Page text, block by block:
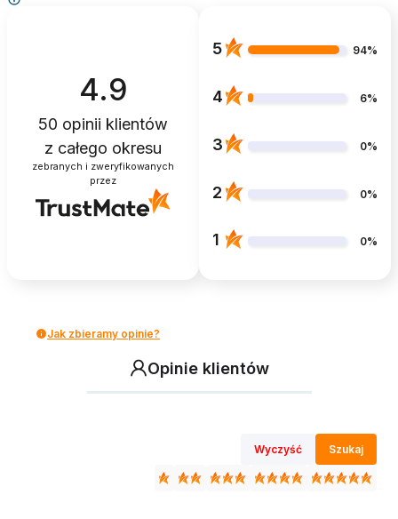
4.9
50 opinii klientów
z całego okresu
zebranych i zweryfikowanych
przez
5 94%
4 6%
3 0%
2 0%
1 0%
Jak zbieramy opinie?
Opinie klientów
Wyczyść Szukaj